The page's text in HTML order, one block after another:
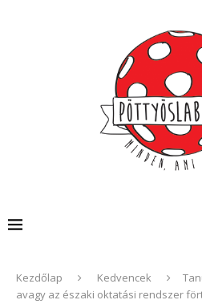
Kezdőlap Kedvencek
avagy az északi oktatási rendszer